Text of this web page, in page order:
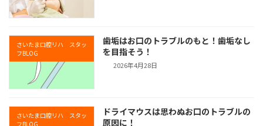
さいたま口腔リハ スタッ
フBLOG
歯垢はお口のトラブルのもと！歯垢なし
を目指そう！
2026年4月28日
さいたま口腔リハ スタッ
フBLOG
ドライマウスは思わぬお口のトラブルの
原因に！